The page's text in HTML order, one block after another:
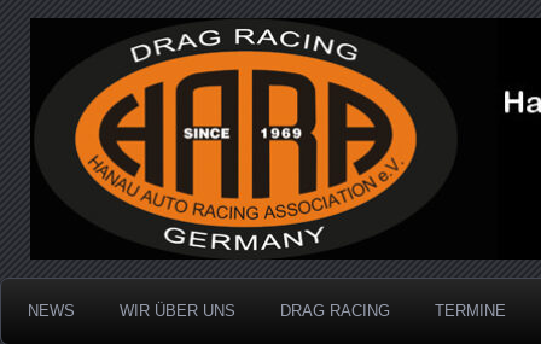
Hanau Auto Racing
Dragracing auf der 1/4 Meile
NEWS WIR ÜBER UNS DRAG RACING TERMINE